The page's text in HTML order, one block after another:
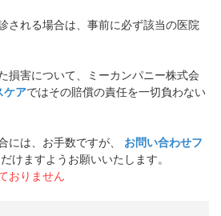
される場合は、事前に必ず該当の医院
損害について、ミーカンパニー株式会
ケアではその賠償の責任を一切負わない
には、お手数ですが、
お問い合わせフ
けますようお願いいたします。
おりません